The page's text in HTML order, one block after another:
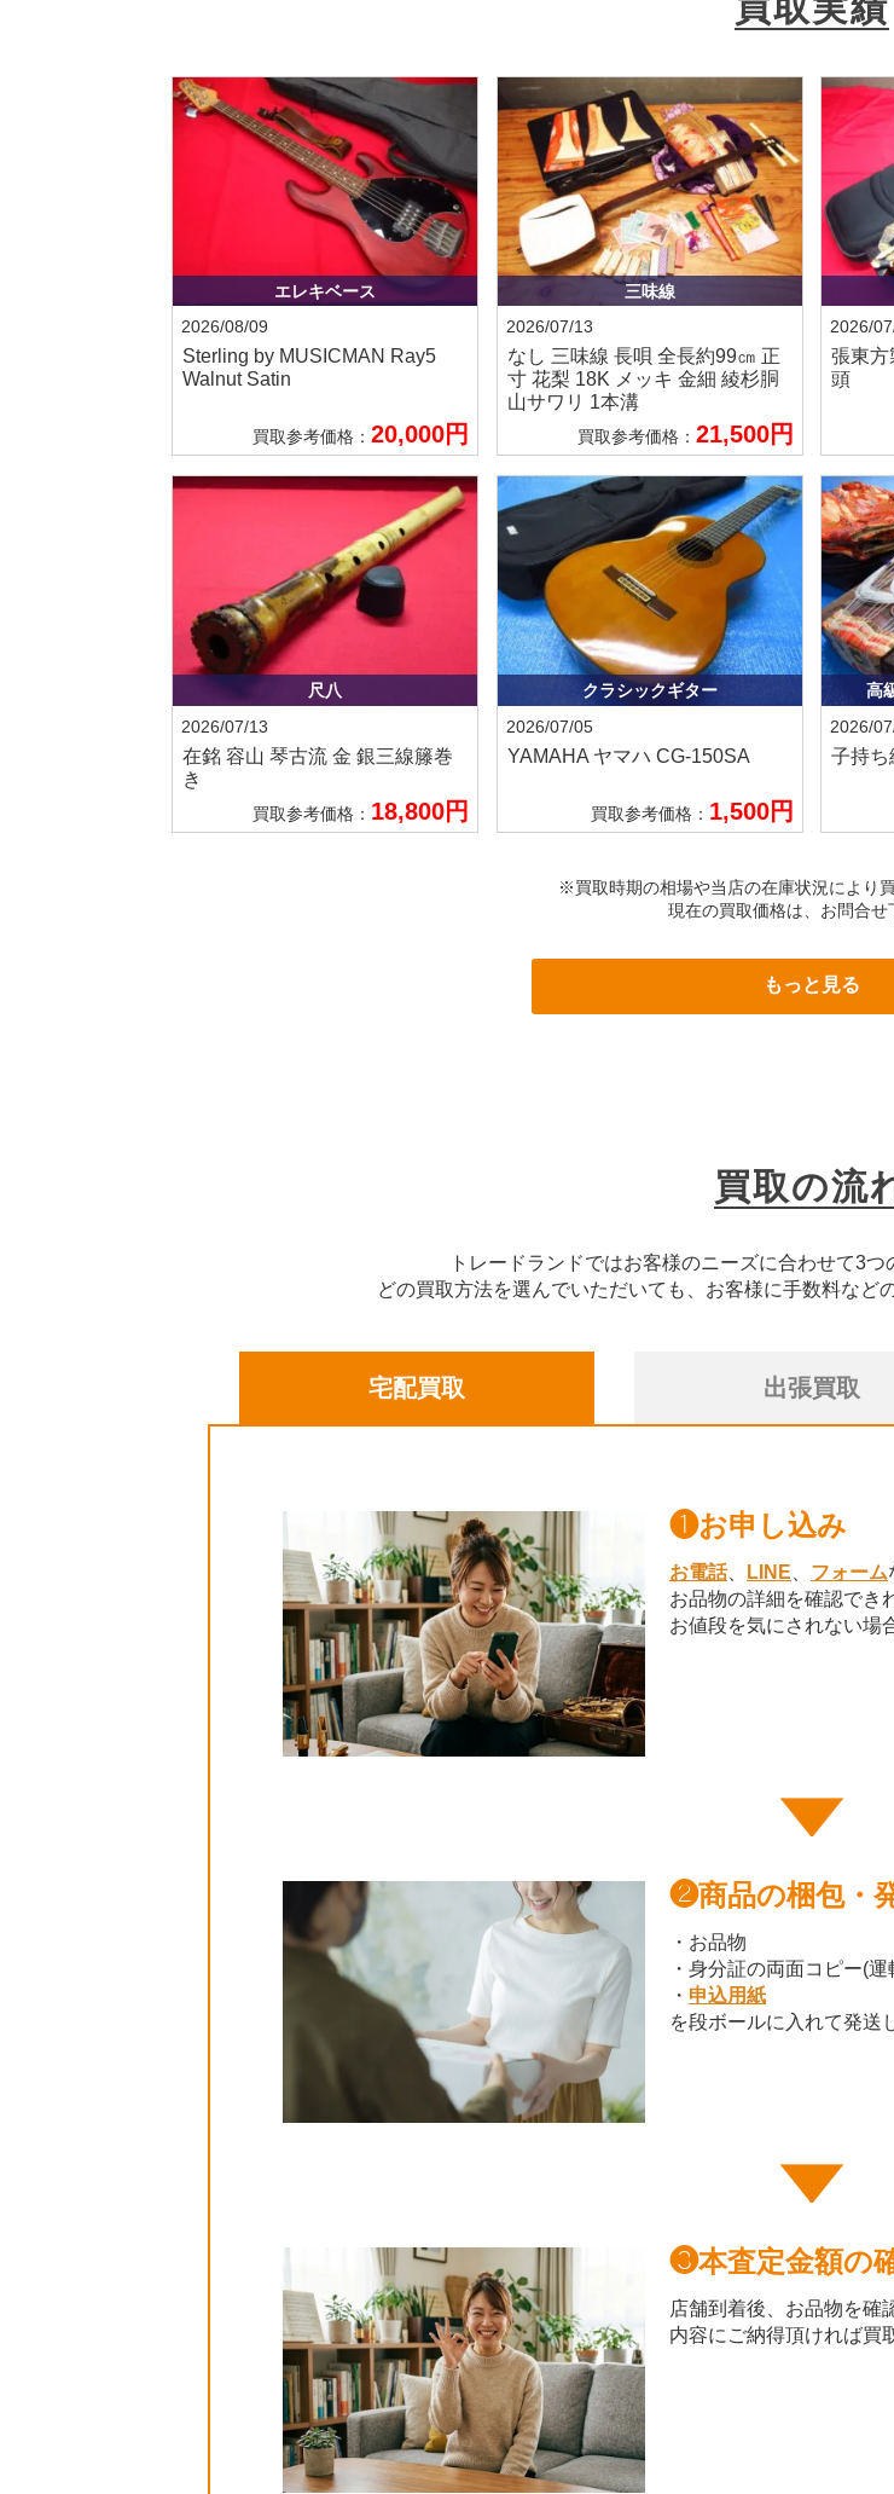
エレキベース
2026/08/09
Sterling by MUSICMAN Ray5
Walnut Satin
買取参考価格：20,000円
三味線
2026/07/13
なし 三味線 長唄 全長約99㎝ 正
寸 花梨 18K メッキ 金細 綾杉胴
山サワリ 1本溝
買取参考価格： 21,500円
2026/
張東方
頭
尺八
2026/07/13
在銘 容山 琴古流 金 銀三線籐巻
き
買取参考価格： 18,800円
クラシックギター
2026/07/05
YAMAHA ヤマハ CG-150SA
買取参考価格： 1,500円
高
2026/
子持ち
※買取時期の相場や当店の在庫状況により
現在の買取価格は、お問合せ
もっと見る
買取の流
トレードランドではお客様のニーズに合わせて3つ
どの買取方法を選んでいただいても、お客様に手数料など
宅配買取 出張買取
❶お申し込み
お電話、 LINE フォーム
お品物の詳細を確認でき
お値段を気にされない場
❷商品の梱包・
・お品物
・身分証の両面コピー(
・ 申込用紙
を段ボールに入れて発送
❸本査定金額の
店舗到着後、お品物を確
内容にご納得頂ければ買